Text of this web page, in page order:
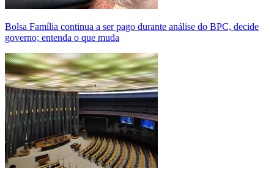
Bolsa Família continua a ser pago durante análise do BPC, decide
governo; entenda o que muda